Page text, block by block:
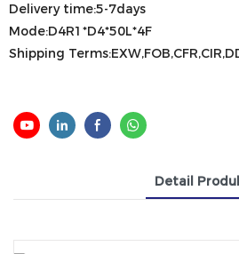
Delivery time:5-7days
Mode:D4R1*D4*50L*4F
Shipping
Detail